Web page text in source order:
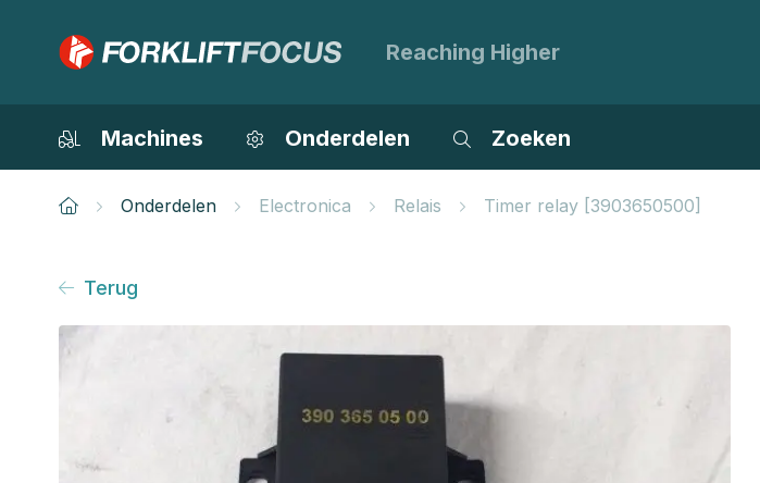
Reaching Higher
Machines Onderdelen Zoeken
Onderdelen Electronica Relais Timer relay [3903650500]
Terug